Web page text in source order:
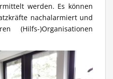
werden. Es können
nachalarmiert und
(Hilfs-)Organisationen